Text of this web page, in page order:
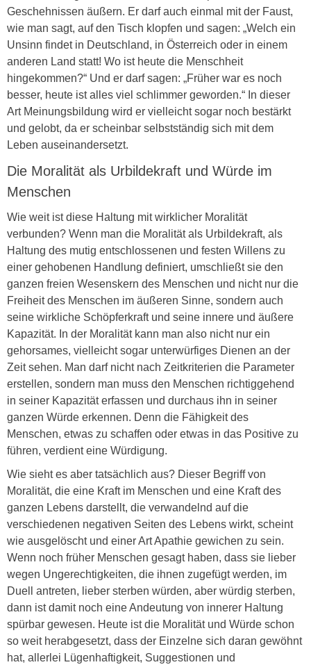
Geschehnissen äußern. Er darf auch einmal mit der Faust,
wie man sagt, auf den Tisch klopfen und sagen: „Welch ein
Unsinn findet in Deutschland, in Österreich oder in einem
anderen Land statt! Wo ist heute die Menschheit
hingekommen?“ Und er darf sagen: „Früher war es noch
besser, heute ist alles viel schlimmer geworden.“ In dieser
Art Meinungsbildung wird er vielleicht sogar noch bestärkt
und gelobt, da er scheinbar selbstständig sich mit dem
Leben auseinandersetzt.
Die Moralität als Urbildekraft und Würde im
Menschen
Wie weit ist diese Haltung mit wirklicher Moralität
verbunden? Wenn man die Moralität als Urbildekraft, als
Haltung des mutig entschlossenen und festen Willens zu
einer gehobenen Handlung definiert, umschließt sie den
ganzen freien Wesenskern des Menschen und nicht nur die
Freiheit des Menschen im äußeren Sinne, sondern auch
seine wirkliche Schöpferkraft und seine innere und äußere
Kapazität. In der Moralität kann man also nicht nur ein
gehorsames, vielleicht sogar unterwürfiges Dienen an der
Zeit sehen. Man darf nicht nach Zeitkriterien die Parameter
erstellen, sondern man muss den Menschen richtiggehend
in seiner Kapazität erfassen und durchaus ihn in seiner
ganzen Würde erkennen. Denn die Fähigkeit des
Menschen, etwas zu schaffen oder etwas in das Positive zu
führen, verdient eine Würdigung.
Wie sieht es aber tatsächlich aus? Dieser Begriff von
Moralität, die eine Kraft im Menschen und eine Kraft des
ganzen Lebens darstellt, die verwandelnd auf die
verschiedenen negativen Seiten des Lebens wirkt, scheint
wie ausgelöscht und einer Art Apathie gewichen zu sein.
Wenn noch früher Menschen gesagt haben, dass sie lieber
wegen Ungerechtigkeiten, die ihnen zugefügt werden, im
Duell antreten, lieber sterben würden, aber würdig sterben,
dann ist damit noch eine Andeutung von innerer Haltung
spürbar gewesen. Heute ist die Moralität und Würde schon
so weit herabgesetzt, dass der Einzelne sich daran gewöhnt
hat, allerlei Lügenhaftigkeit, Suggestionen und